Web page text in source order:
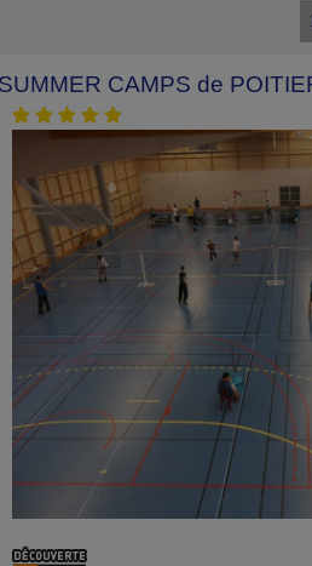
CAMPS de